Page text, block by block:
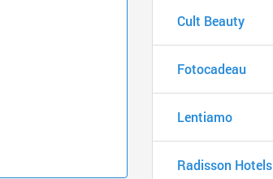
Cult Beauty
Fotocadeau
Lentiamo
Radisson Hotels